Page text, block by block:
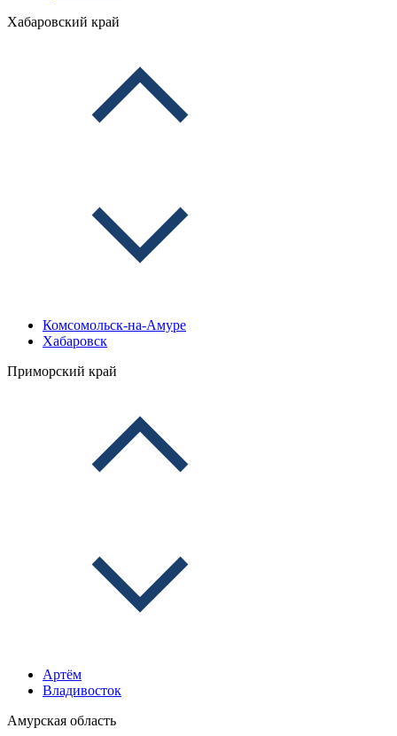
Хабаровский край
Комсомольск-на-Амуре
Хабаровск
Приморский край
Артём
Владивосток
Амурская область